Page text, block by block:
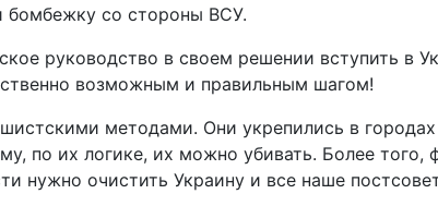
бомбежку со стороны ВСУ.
руководство в своем решении вступить в
возможным и правильным шагом!
методами. Они укрепились в
по их логике, их можно убивать. Более
нужно очистить Украину и все наше